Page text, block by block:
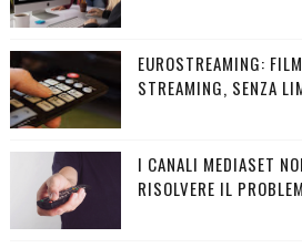
EUROSTREAMING:
STREAMING, SENZA
I CANALI MEDIASET
RISOLVERE IL